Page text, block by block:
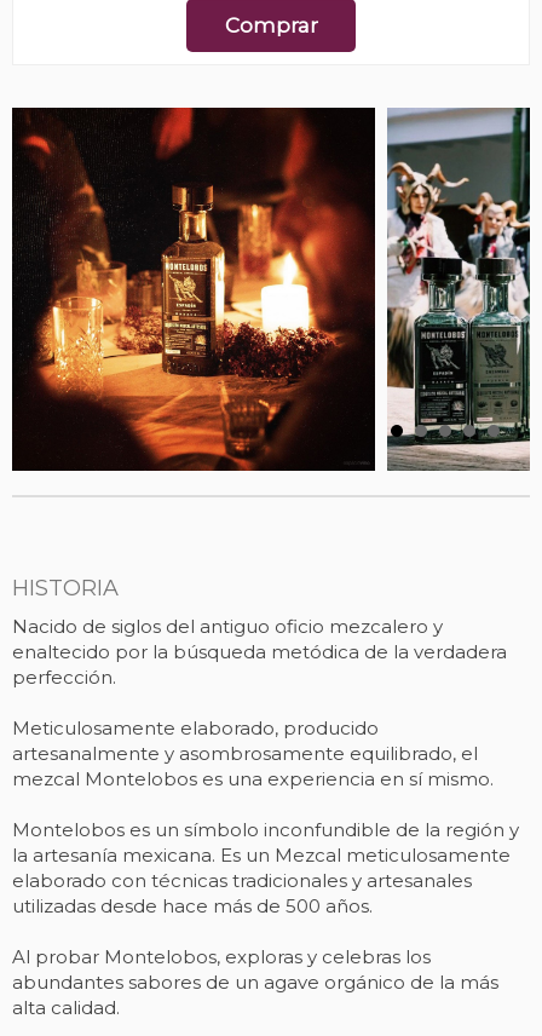
Comprar
HISTORIA
Nacido de siglos del antiguo oficio mezcalero y
enaltecido por la búsqueda metódica de la verdadera
perfección.
Meticulosamente elaborado, producido
artesanalmente y asombrosamente equilibrado, el
mezcal Montelobos es una experiencia en sí mismo.
Montelobos es un símbolo inconfundible de la región y
la artesanía mexicana. Es un Mezcal meticulosamente
elaborado con técnicas tradicionales y artesanales
utilizadas desde hace más de 500 años.
Al probar Montelobos, exploras y celebras los
abundantes sabores de un agave orgánico de la más
alta calidad.